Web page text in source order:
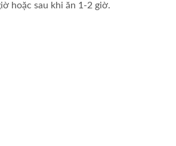
hoặc sau khi ăn 1-2 giờ.